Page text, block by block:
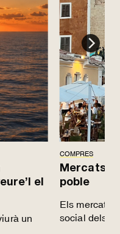
el
un
COMPRES
Mercats
poble
Els mercats
social dels